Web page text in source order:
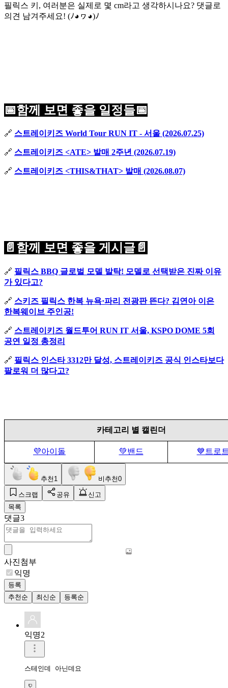
필릭스 키, 여러분은 실제로 몇 cm라고 생각하시나요? 댓글로
의견 남겨주세요! (ﾉ◕ヮ◕)ﾉ
📅함께 보면 좋을 일정들📅
🔗 스트레이키즈 World Tour RUN IT - 서울 (2026.07.25)
🔗 스트레이키즈 <ATE> 발매 2주년 (2026.07.19)
🔗 스트레이키즈 <THIS&THAT> 발매 (2026.08.07)
📄함께 보면 좋을 게시글📄
🔗 필릭스 BBQ 글로벌 모델 발탁! 모델로 선택받은 진짜 이유
가 있다고?
🔗 스키즈 필릭스 한복 뉴욕·파리 전광판 뜬다? 김연아 이은
한복웨이브 주인공!
🔗 스트레이키즈 월드투어 RUN IT 서울, KSPO DOME 5회
공연 일정 총정리
🔗 필릭스 인스타 3312만 달성, 스트레이키즈 공식 인스타보다
팔로워 더 많다고?
카테고리 별 캘린더
💜아이돌 💚밴드 💙트로
추천 1 비추천0
스크랩 공유
신고
목록
댓글3
사진첨부
익명
등록
추천순
최신순 등록순
익명2
스테인데 아닌데요